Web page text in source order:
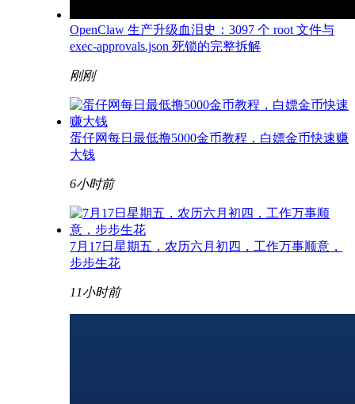
OpenClaw 生产升级血泪史：3097 个 root 文件与
exec-approvals.json 死锁的完整拆解
刚刚
蛋仔网每日最低撸5000金币教程，白嫖金币快速赚
大钱
6小时前
7月17日星期五，农历六月初四，工作万事顺意，
步步生花
11小时前